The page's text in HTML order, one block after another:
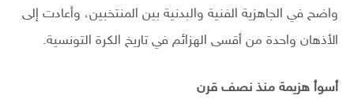
واضح في الجاهزية الفنية والبدنية بين المنتخبين، وأعادت إلى
الأذهان واحدة من أقسى الهزائم في تاريخ الكرة التونسية.
أسوأ هزيمة منذ نصف قرن